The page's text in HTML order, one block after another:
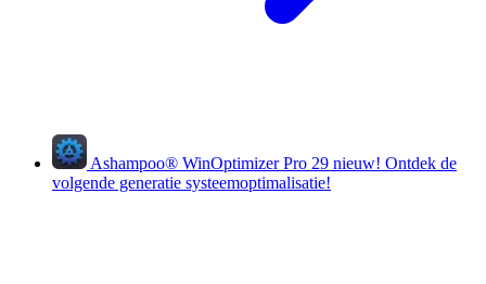
Ashampoo® WinOptimizer Pro 29 nieuw! Ontdek de
volgende generatie systeemoptimalisatie!